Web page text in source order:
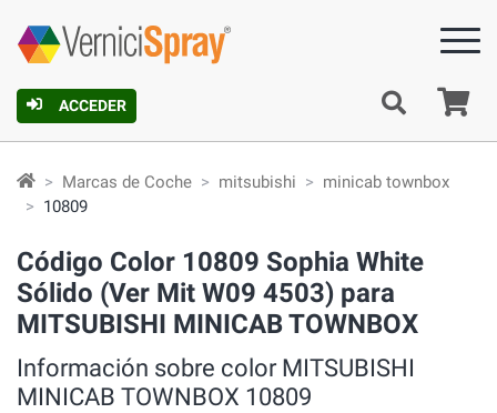
ACCEDER
Marcas de Coche mitsubishi
minicab townbox
10809
Código Color 10809 Sophia White
Sólido (Ver Mit W09 4503) para
MITSUBISHI MINICAB TOWNBOX
Información sobre color MITSUBISHI
MINICAB TOWNBOX 10809